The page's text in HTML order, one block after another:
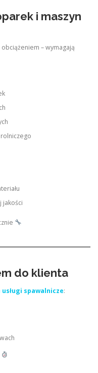
i maszyn
– wymagają
jakości
do klienta
spawalnicze: